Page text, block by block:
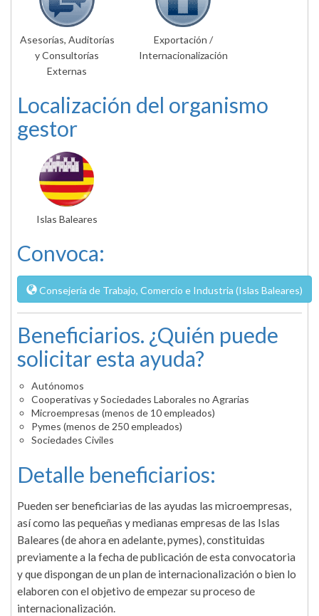
Asesorías, Auditorías
y Consultorías
Externas
Exportación /
Internacionalización
Localización del organismo
gestor
Islas Baleares
Convoca:
Consejería de Trabajo, Comercio e Industria (Islas Baleares)
Beneficiarios. ¿Quién puede
solicitar esta ayuda?
Autónomos
Cooperativas y Sociedades Laborales no Agrarias
Microempresas (menos de 10 empleados)
Pymes (menos de 250 empleados)
Sociedades Civiles
Detalle beneficiarios:
Pueden ser beneficiarias de las ayudas las microempresas,
así como las pequeñas y medianas empresas de las Islas
Baleares (de ahora en adelante, pymes), constituidas
previamente a la fecha de publicación de esta convocatoria
y que dispongan de un plan de internacionalización o bien lo
elaboren con el objetivo de empezar su proceso de
internacionalización.